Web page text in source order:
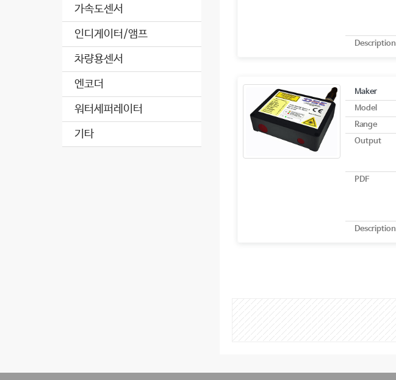
가속도센서
인디게이터/앰프
차량용센서
엔코더
워터세퍼레이터
기타
Description
Maker
Model
Range
Output
PDF
Description
색